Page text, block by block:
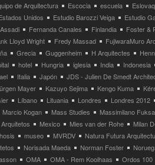
de Arquitectura Escocia escuela
Unidos Estudio Barozzi Veiga
Estudio
Fernanda Canales Finlandia
Foster &
Lloyd Wright Fredy Massad
FujiwaraMuro
Grecia Guggenheim H Arquitectes
hotel Hungria iglesia India
Indonesia
Italia Japón
JDS - Julien De Smedt
Mayer Kazuyo Sejima Kengo Kuma
Líbano Lituania Londres
Londres 2012
Marcio Kogan Mass Studies
Massimilano
Mexico Mies van der Rohe
Milan
museo MVRDV
Natura Futura
Norisada Maeda Norman Foster
OMA OMA - Rem Koolhaas
Ordos 100